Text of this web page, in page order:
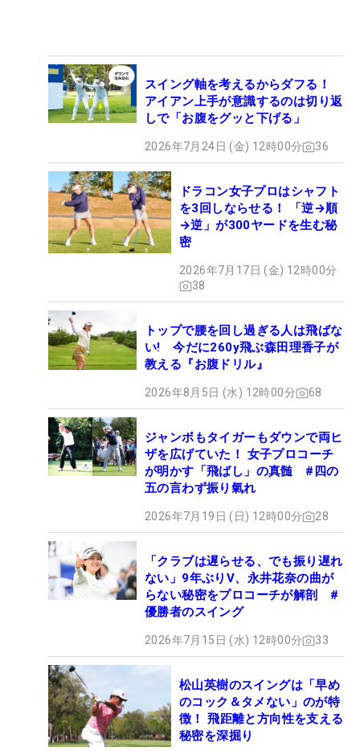
スイング軸を考えるからダフる！
アイアン上手が意識するのは切り返
しで「お腹をグッと下げる」
2026年7月24日 (金) 12時00分 36
ドラコン女子プロはシャフト
を3回しならせる！ 「逆→順
→逆」が300ヤードを生む秘
密
2026年7月17日 (金) 12時00分
38
トップで腰を回し過ぎる人は飛ばな
い! 今だに260y飛ぶ森田理香子が
教える『お腹ドリル』
2026年8月5日 (水) 12時00分 68
ジャンボもタイガーもダウンで両ヒ
ザを広げていた！ 女子プロコーチ
が明かす「飛ばし」の真髄 #四の
五の言わず振り氣れ
2026年7月19日 (日) 12時00分 28
「クラブは遅らせる、でも振り遅れ
ない」9年ぶりV、永井花奈の曲が
らない秘密をプロコーチが解剖 #
優勝者のスイング
2026年7月15日 (水) 12時00分 33
松山英樹のスイングは「早め
のコック＆タメない」のが特
徴！ 飛距離と方向性を支える
秘密を深掘り